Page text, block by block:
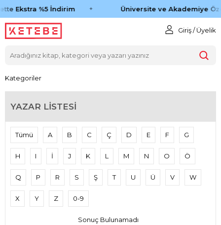
Ekstra %5 İndirim Üniversite ve Akademiye
Giriş / Üyelik
Kategoriler
YAZAR LISTESI
Tümü A B C Ç D E F G
H I İ J K L M N O Ö
Q P R S Ş T U Ü V W
X Y Z 0-9
Sonuç Bulunamadı